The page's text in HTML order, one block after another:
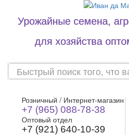
Урожайные семена,
для хозяйства
Розничный / Интернет-магазин
+7 (965) 088-78-38
Оптовый отдел
+7 (921) 640-10-39